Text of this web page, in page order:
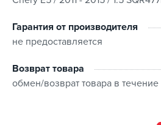
Гарантия от производителя
не предоставляется
Возврат товара
обмен/возврат товара в течение